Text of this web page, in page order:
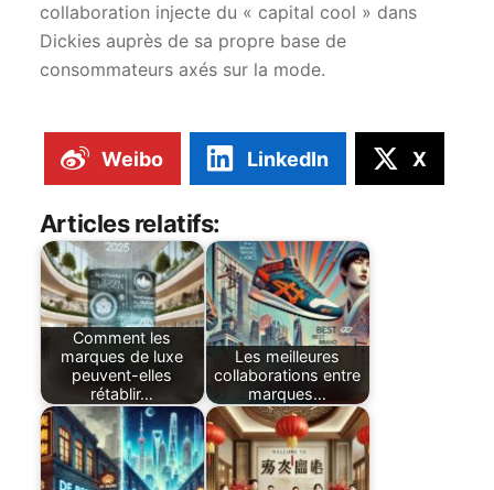
collaboration injecte du « capital cool » dans
Dickies auprès de sa propre base de
consommateurs axés sur la mode.
Weibo LinkedIn X
Articles relatifs:
Comment les
marques de luxe
peuvent-elles
rétablir…
Les meilleures
collaborations entre
marques…